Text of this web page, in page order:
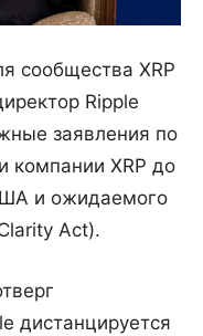
сообщества XRP
Ripple
заявления по
компании XRP до
и ожидаемого
Act).
дистанцируется